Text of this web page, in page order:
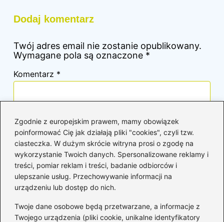
Zgodnie z europejskim prawem, mamy obowiązek
poinformować Cię jak działają pliki "cookies", czyli tzw.
ciasteczka. W dużym skrócie witryna prosi o zgodę na
wykorzystanie Twoich danych. Spersonalizowane reklamy i
treści, pomiar reklam i treści, badanie odbiorców i
ulepszanie usług. Przechowywanie informacji na
urządzeniu lub dostęp do nich.
Twoje dane osobowe będą przetwarzane, a informacje z
Twojego urządzenia (pliki cookie, unikalne identyfikatory
Dodaj komentarz
Twój adres email nie zostanie opublikowany.
Wymagane pola są oznaczone *
Komentarz *
Nazwa*
Adres email*